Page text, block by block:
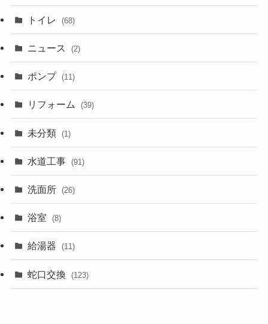
トイレ (68)
ニュース (2)
ポンプ (11)
リフォーム (39)
未分類 (1)
水道工事 (91)
洗面所 (26)
浴室 (8)
給湯器 (11)
蛇口交換 (123)